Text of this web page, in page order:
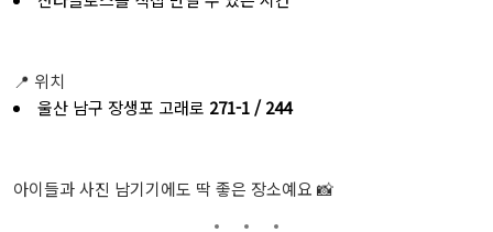
📍 위치
울산 남구 장생포 고래로 271-1 / 244
아이들과 사진 남기기에도 딱 좋은 장소예요 📸